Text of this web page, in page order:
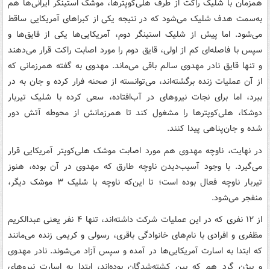
همزمان با شلیک راکت از طرف هلی‌کوپترها، موشک استینگر ایرانی‌ها هم
به‌سمت هدف شلیک می‌شود که در نتیجه یکی از کبراهای آمریکایی ساقط
می‌شود. اما پیش از شلیک استینگر دوم، آمریکایی‌ها یکی از قایق‌ها و
سپس با فاصله‌ای کم از اولی، قایق دوم را مورد اصابت راکت قرار می‌دهند
و تنها قایق نادر مهدوی سالم باقی می‌ماند. مهدوی به گفته همرزمانی که
از آن عملیات زنده برگشته‌اند، می‌توانسته از صحنه فرار کرده و جان به در
ببرد، اما برای نجات نیروهای در آب‌افتاده، سعی کرده با شلیک تیربار
دوشکا، هلی‌کوپترها را مشغول کند تا همرزمانش از محوطه آتش دور
شده و جان‌پناهی پیدا کنند.
در نهایت، ناوچه مهدوی هم مورد اصابت موشک هلی‌کوپتر آمریکایی قرار
می‌گیرد. با وجود آسیب‌دیدن ناوچه طارق که مهدوی در آن بوده، هنوز
تیربار ناوچه فعال بوده است؛ تا این‌که ناوچه با شلیک ۳ موشک دیگر،
منفجر می‌شود.
از ۱۲ نفری که در این عملیات شرکت داشته‌اند، تنها ۴ نفر یعنی عبدالکریم
مظفری و افرادی با نام‌های خانوادگی باقری، رسولی و کریمی زنده می‌مانند
که ابتدا به اسارت آمریکایی‌ها در آمده و سپس آزاد می‌شوند. نادر مهدوی